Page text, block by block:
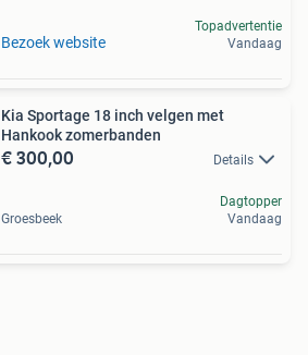
Bezoek website
Topadvertentie
Vandaag
Kia Sportage 18 inch velgen met
Hankook zomerbanden
€ 300,00 Details
Groesbeek
Dagtopper
Vandaag